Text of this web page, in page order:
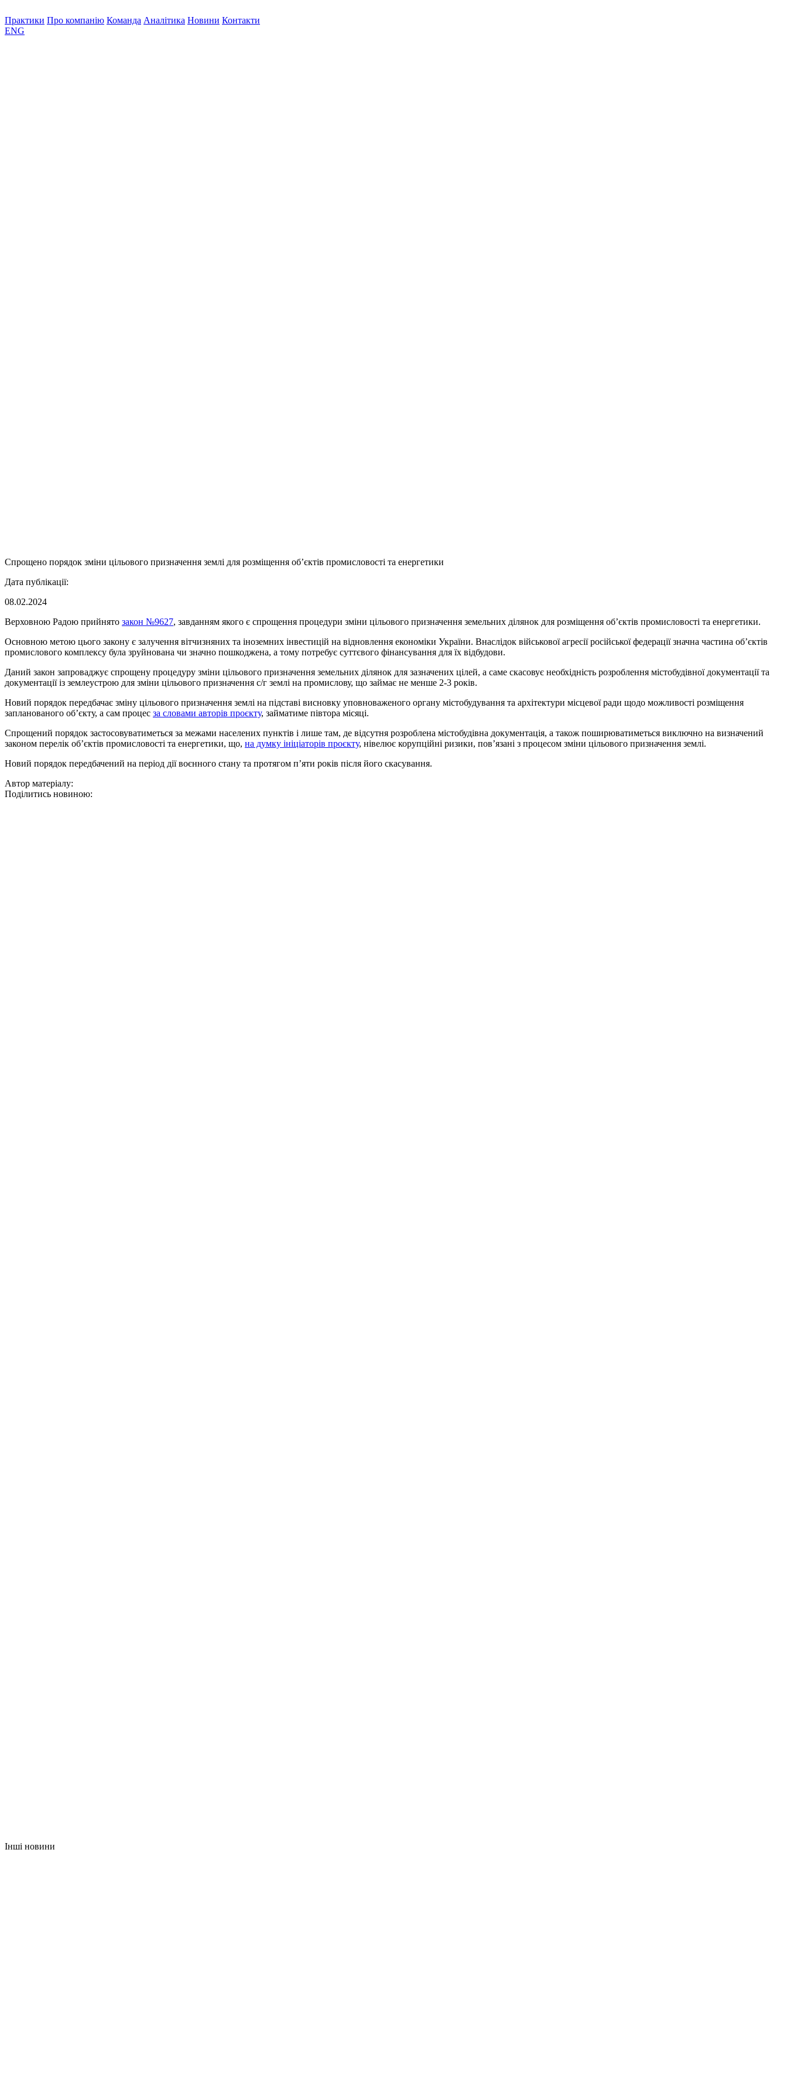
Практики Про компанію Команда Аналітика Новини Контакти
ENG
Спрощено порядок зміни цільового призначення землі для розміщення об’єктів промисловості та енергетики
Дата публікації:
08.02.2024
Верховною Радою прийнято закон №9627, завданням якого є спрощення процедури зміни цільового призначення земельних ділянок для розміщення об’єктів промисловості та енергетики.
Основною метою цього закону є залучення вітчизняних та іноземних інвестицій на відновлення економіки України. Внаслідок військової агресії російської федерації значна частина об’єктів
промислового комплексу була зруйнована чи значно пошкоджена, а тому потребує суттєвого фінансування для їх відбудови.
Даний закон запроваджує спрощену процедуру зміни цільового призначення земельних ділянок для зазначених цілей, а саме скасовує необхідність розроблення містобудівної документації та
документації із землеустрою для зміни цільового призначення с/г землі на промислову, що займає не менше 2-3 років.
Новий порядок передбачає зміну цільового призначення землі на підставі висновку уповноваженого органу містобудування та архітектури місцевої ради щодо можливості розміщення
запланованого об’єкту, а сам процес за словами авторів проєкту, займатиме півтора місяці.
Спрощений порядок застосовуватиметься за межами населених пунктів і лише там, де відсутня розроблена містобудівна документація, а також поширюватиметься виключно на визначений
законом перелік обʼєктів промисловості та енергетики, що, на думку ініціаторів проєкту, нівелює корупційні ризики, пов’язані з процесом зміни цільового призначення землі.
Новий порядок передбачений на період дії воєнного стану та протягом п’яти років після його скасування.
Автор матеріалу:
Поділитись новиною:
Інші новини